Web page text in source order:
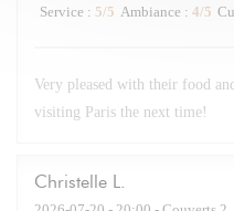
Service : 5/5 Ambiance : 4/5
Very pleased with their food
visiting Paris the next time!
Christelle L